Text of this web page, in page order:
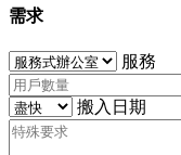
需求
服務
搬入日期